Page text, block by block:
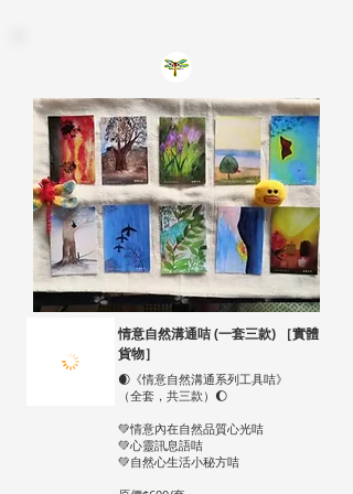
情意自然溝通咭 (一套三款) ［實體
貨物］
🌒《情意自然溝通系列工具咭》
（全套，共三款）🌔
💚情意內在自然品質心光咭
💚心靈訊息語咭
💚自然心生活小秘方咭